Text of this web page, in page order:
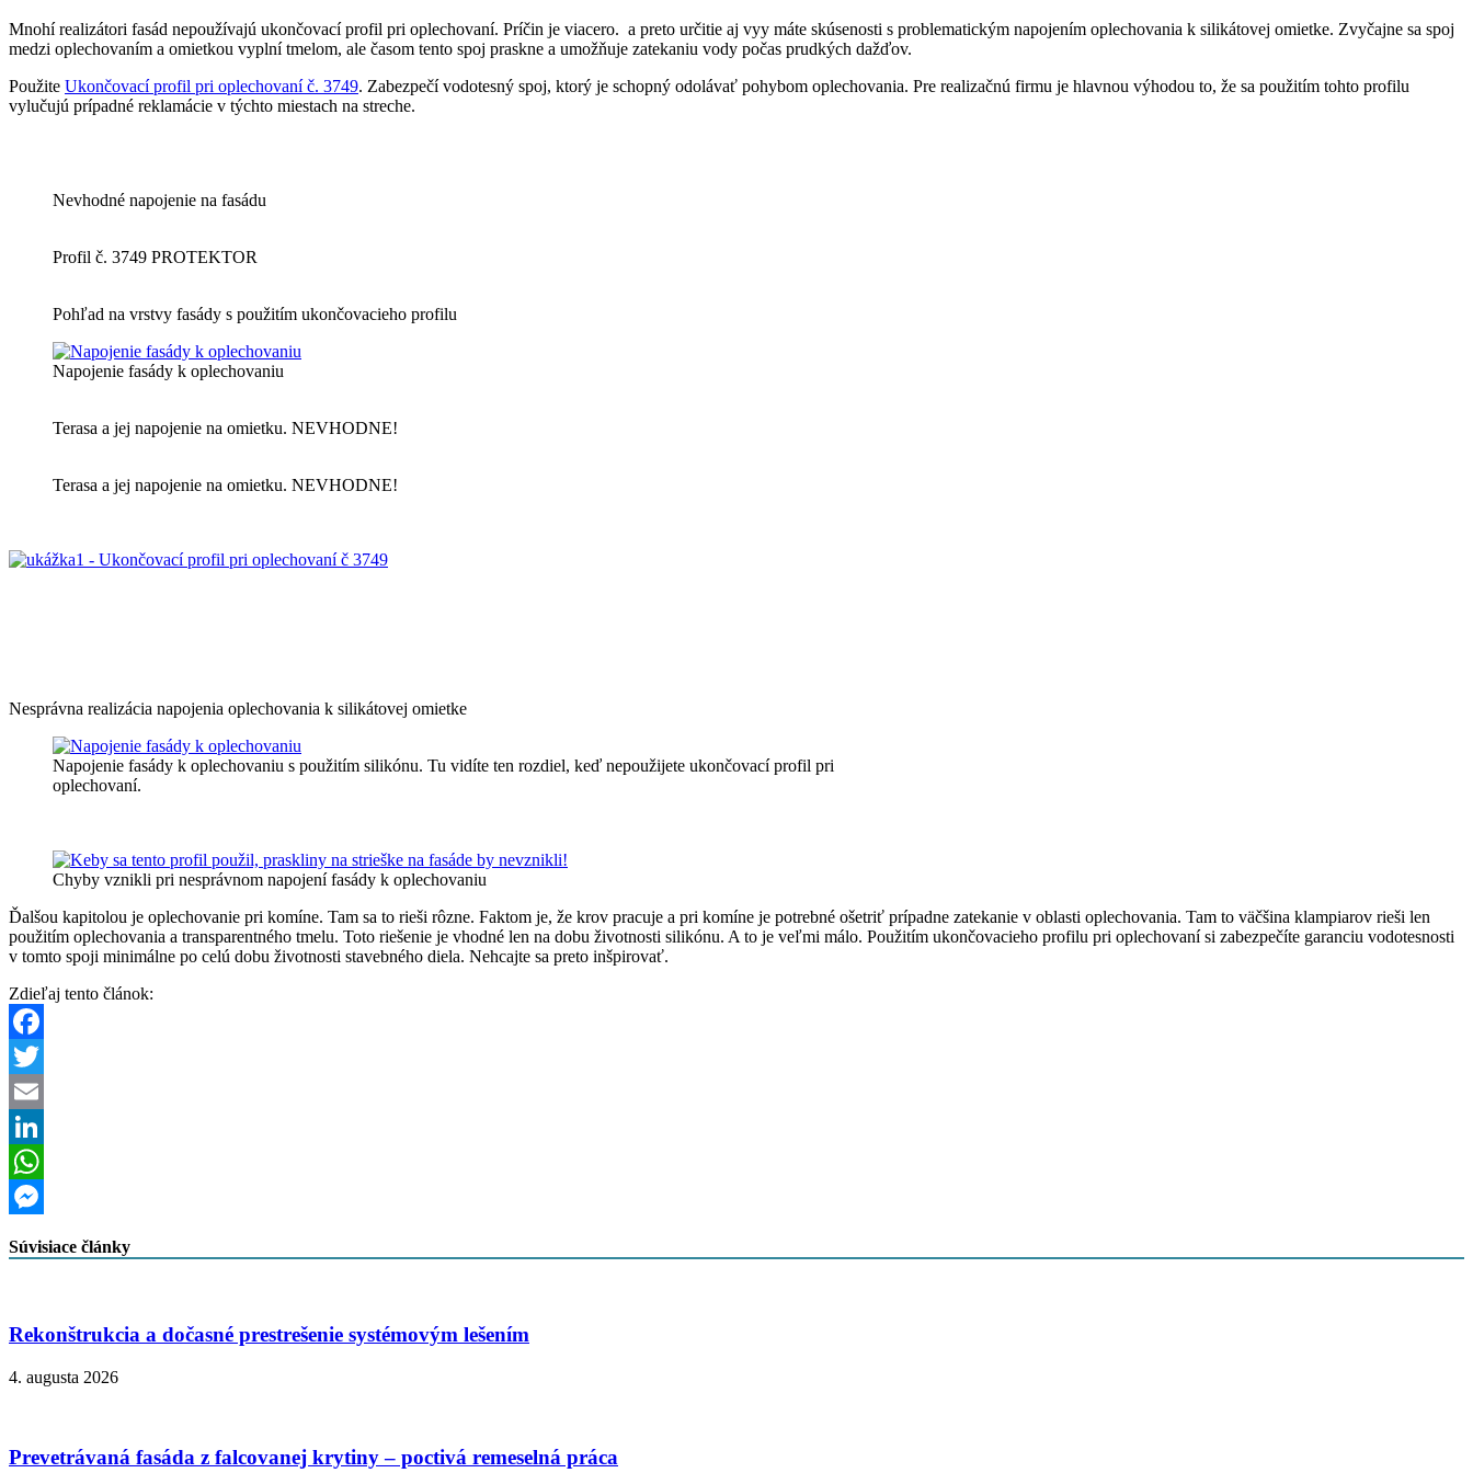
Mnohí realizátori fasád nepoužívajú ukončovací profil pri oplechovaní. Príčin je viacero. a preto určitie aj vyy máte skúsenosti s problematickým napojením oplechovania k silikátovej omietke. Zvyčajne sa spoj
medzi oplechovaním a omietkou vyplní tmelom, ale časom tento spoj praskne a umožňuje zatekaniu vody počas prudkých dažďov.
Použite Ukončovací profil pri oplechovaní č. 3749. Zabezpečí vodotesný spoj, ktorý je schopný odolávať pohybom oplechovania. Pre realizačnú firmu je hlavnou výhodou to, že sa použitím tohto profilu
vylučujú prípadné reklamácie v týchto miestach na streche.
Nevhodné napojenie na fasádu
Profil č. 3749 PROTEKTOR
Pohľad na vrstvy fasády s použitím ukončovacieho profilu
Napojenie fasády k oplechovaniu
Terasa a jej napojenie na omietku. NEVHODNE!
Terasa a jej napojenie na omietku. NEVHODNE!
Nesprávna realizácia napojenia oplechovania k silikátovej omietke
Napojenie fasády k oplechovaniu s použitím silikónu. Tu vidíte ten rozdiel, keď nepoužijete ukončovací profil pri
oplechovaní.
Chyby vznikli pri nesprávnom napojení fasády k oplechovaniu
Ďalšou kapitolou je oplechovanie pri komíne. Tam sa to rieši rôzne. Faktom je, že krov pracuje a pri komíne je potrebné ošetriť prípadne zatekanie v oblasti oplechovania. Tam to väčšina klampiarov rieši len
použitím oplechovania a transparentného tmelu. Toto riešenie je vhodné len na dobu životnosti silikónu. A to je veľmi málo. Použitím ukončovacieho profilu pri oplechovaní si zabezpečíte garanciu vodotesnosti
v tomto spoji minimálne po celú dobu životnosti stavebného diela. Nehcajte sa preto inšpirovať.
Zdieľaj tento článok:
Facebook
Twitter
Email
LinkedIn
WhatsApp
Súvisiace články
Rekonštrukcia a dočasné prestrešenie systémovým lešením
4. augusta 2026
Prevetrávaná fasáda z falcovanej krytiny – poctivá remeselná práca